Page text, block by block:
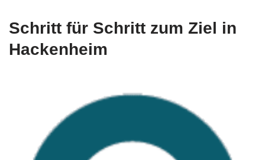
Schritt für Schritt zum Ziel in
Hackenheim